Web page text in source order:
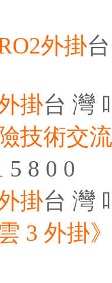
外掛
掛台 灣
技術交
5 8 0 0
掛台 灣
3 外掛